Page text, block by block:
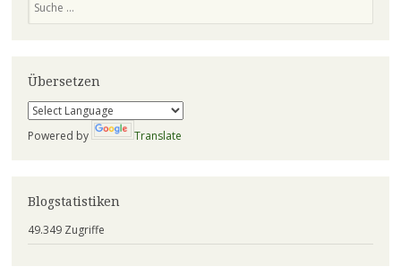
Übersetzen
Powered by Translate
Blogstatistiken
49.349 Zugriffe